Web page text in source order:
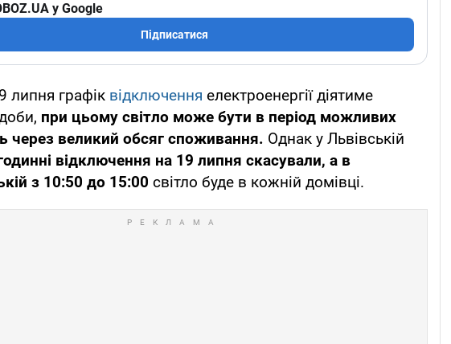
у Google
Підписатися
липня графік відключення електроенергії діятиме
при цьому світло може бути в період можливих
через великий обсяг споживання. Однак у Львівській
відключення на 19 липня скасували, а в
з 10:50 до 15:00 світло буде в кожній домівці.